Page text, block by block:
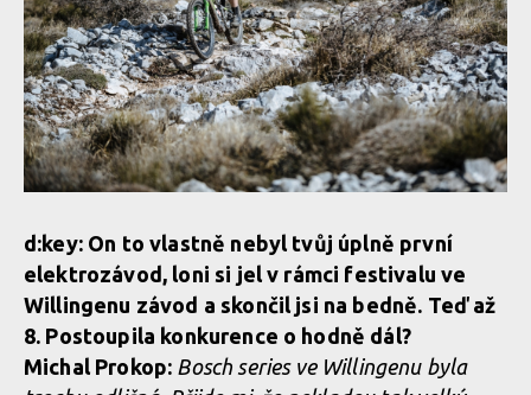
d:key: On to vlastně nebyl tvůj úplně první
elektrozávod, loni si jel v rámci festivalu ve
Willingenu závod a skončil jsi na bedně. Teď až
8. Postoupila konkurence o hodně dál?
Michal Prokop: Bosch series ve Willingenu byla